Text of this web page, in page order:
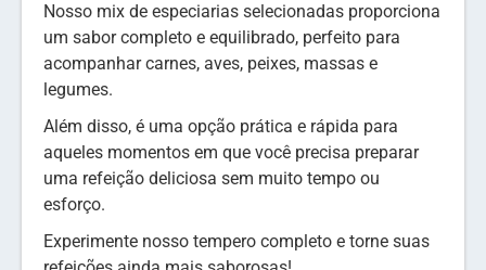
Nosso mix de especiarias selecionadas proporciona
um sabor completo e equilibrado, perfeito para
acompanhar carnes, aves, peixes, massas e
legumes.
Além disso, é uma opção prática e rápida para
aqueles momentos em que você precisa preparar
uma refeição deliciosa sem muito tempo ou
esforço.
Experimente nosso tempero completo e torne suas